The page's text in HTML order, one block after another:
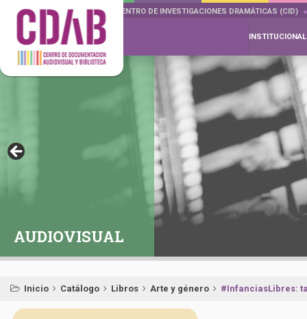
DOCUMENTA DRAMÁTICAS CENTRO DE INVESTIGACIONES DRAMÁTICAS (CID)
INSTITUCIONAL
AUDIOVISUAL
Inicio Catálogo Libros Arte y género #InfanciasLibres: